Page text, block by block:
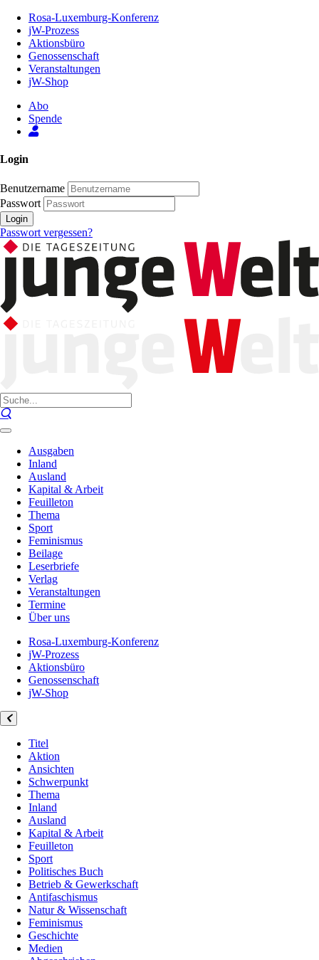
Inhalt
Seite
Rosa-Luxemburg-Konferenz
jW-Prozess
Aktionsbüro
Genossenschaft
Veranstaltungen
jW-Shop
Abo
Spende
Login
Benutzername
Passwort
Login
Passwort vergessen?
Ausgaben
Inland
Ausland
Kapital & Arbeit
Feuilleton
Thema
Sport
Feminismus
Beilage
Leserbriefe
Verlag
Veranstaltungen
Termine
Über uns
Rosa-Luxemburg-Konferenz
jW-Prozess
Aktionsbüro
Genossenschaft
jW-Shop
Titel
Aktion
Ansichten
Schwerpunkt
Thema
Inland
Ausland
Kapital & Arbeit
Feuilleton
Sport
Politisches Buch
Betrieb & Gewerkschaft
Antifaschismus
Natur & Wissenschaft
Feminismus
Geschichte
Medien